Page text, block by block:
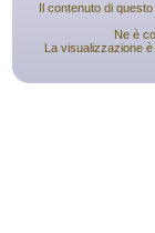
Il contenuto di
Ne è
La visualizzazione